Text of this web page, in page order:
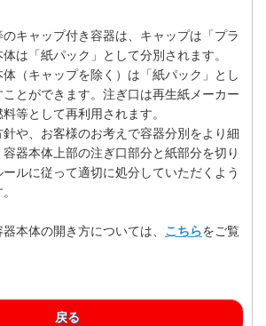
のキャップ付き容器は、キャップは「プラ
は「紙パック」として分別されます。
（キャップを除く）は「紙パック」とし
とができます。注ぎ口は再生紙メーカー
等として再利用されます。
や、お客様のお考えで容器分別をより細
器本体上部の注ぎ口部分と紙部分を切り
ルに従って適切に処分していただくよう
本体の開き方については、 こちらをご覧
戻る